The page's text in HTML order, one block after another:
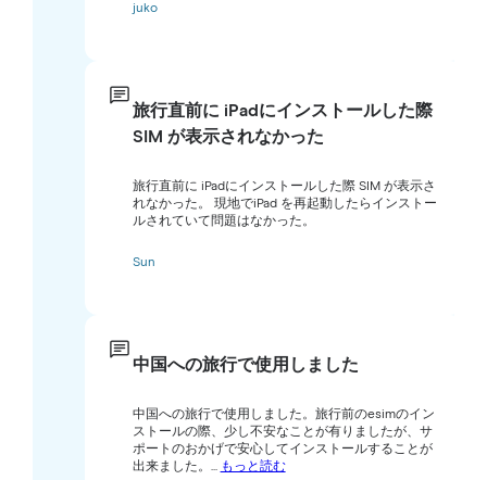
juko
旅行直前に iPadにインストールした際
SIM が表示されなかった
旅行直前に iPadにインストールした際 SIM が表示さ
れなかった。 現地でiPad を再起動したらインストー
ルされていて問題はなかった。
Sun
中国への旅行で使用しました
中国への旅行で使用しました。旅行前のesimのイン
ストールの際、少し不安なことが有りましたが、サ
ポートのおかげで安心してインストールすることが
出来ました。... もっと読む